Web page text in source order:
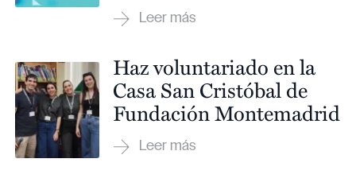
Haz voluntariado en la
Casa San Cristóbal de
Fundación Montemadrid